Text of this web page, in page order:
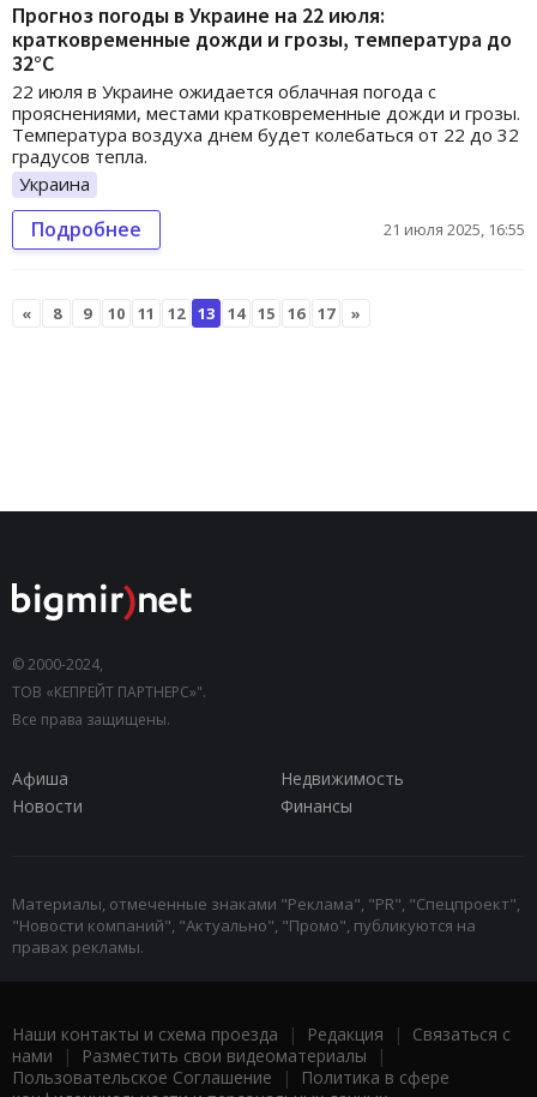
Прогноз погоды в Украине на 22 июля:
кратковременные дожди и грозы, температура до
32°C
22 июля в Украине ожидается облачная погода с
прояснениями, местами кратковременные дожди и грозы.
Температура воздуха днем будет колебаться от 22 до 32
градусов тепла.
Украина
Подробнее 21 июля 2025, 16:55
« 8 9 10 11 12 13 14 15 16 17 »
© 2000-2024,
ТОВ «КЕПРЕЙТ ПАРТНЕРС»".
Все права защищены.
Афиша
Недвижимость
Новости
Финансы
Материалы, отмеченные знаками "Реклама", "PR", "Спецпроект",
"Новости компаний", "Актуально", "Промо", публикуются на
правах рекламы.
Наши контакты и схема проезда | Редакция | Связаться с
нами | Разместить свои видеоматериалы |
Пользовательское Соглашение |
Политика в сфере